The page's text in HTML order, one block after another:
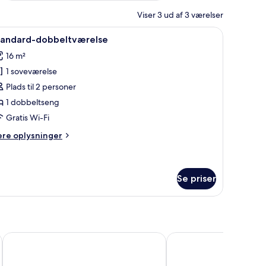
Viser 3 ud af 3 værelser
rustfrit stål emfang, kaffemaskine og en lille bar med bogreol.
Et soveværelse med en seng, et natbord
12 dobbeltværelse
16 m²
1 soveværelse
Plads til 2 personer
1 dobbeltseng
Gratis Wi-Fi
oplysninger
Se priser
The Imperial Crown Hotel White Lion Hotel